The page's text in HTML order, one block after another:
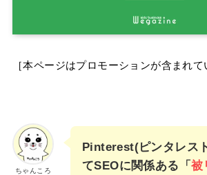
［本ページはプロモーションが含まれて
ちゃんころ
Pinterest(ピンタレス
てSEOに関係ある「 被